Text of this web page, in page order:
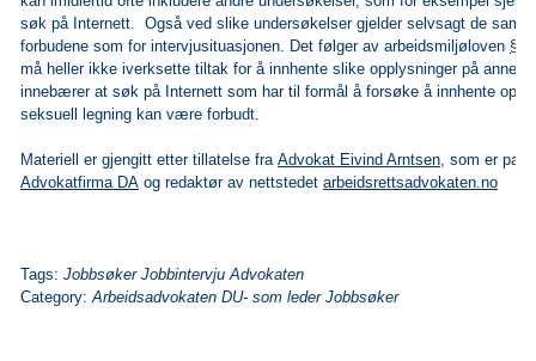
søk på Internett. Også ved slike undersøkelser gjelder selvsagt de
forbudene som for intervjusituasjonen. Det følger av arbeidsmiljøloven §
må heller ikke iverksette tiltak for å innhente slike opplysninger på annen
innebærer at søk på Internett som har til formål å forsøke å innhente
seksuell legning kan være forbudt.
Materiell er gjengitt etter tillatelse fraAdvokat Eivind Arntsen, som er
Advokatfirma DA og redaktør av nettstedet arbeidsrettsadvokaten.no
Tags:Jobbsøker Jobbintervju Advokaten
Category:Arbeidsadvokaten DU- som leder Jobbsøker